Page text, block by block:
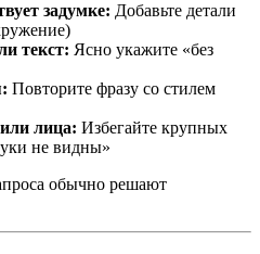
задумке: Добавьте детали
текст: Ясно укажите «без
Повторите фразу со стилем
лица: Избегайте крупных
не видны»
обычно решают